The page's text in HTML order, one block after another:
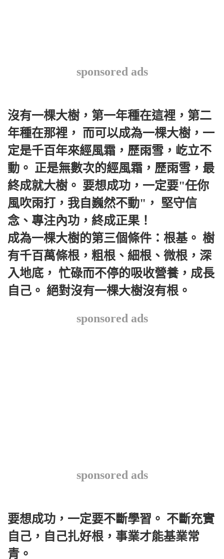
sponsored ads
沒有一棵大樹，第一年種在這裡，第二
年種在那裡， 而可以成為一棵大樹，一
定是千百年來經風霜，歷雨雪，屹立不
動。 正是無數次的經風霜，歷雨雪，最
終成就大樹。 要想成功，一定要"任你
風吹雨打，我自巍然不動"， 堅守信
念、專注內功，終成正果！
成為一棵大樹的第三個條件：根基。 樹
有千百萬條根，粗根、細根、微根，深
入地底， 忙碌而不停的吸收營養，成長
自己。 絕對沒有一棵大樹沒有根。
sponsored ads
sponsored ads
要想成功，一定要不斷學習。 不斷充實
自己，自己扎好根，事業才能基業常
青。